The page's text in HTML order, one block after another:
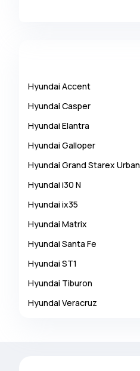
Apal
Avtokam
Hyundai Accent
Hyundai Casper
Hyundai Elantra
Hyundai Galloper
Hyundai Grand Starex Urban
Hyundai i30 N
Hyundai ix35
Hyundai Matrix
Hyundai Santa Fe
Hyundai ST1
Hyundai Tiburon
Hyundai Veracruz